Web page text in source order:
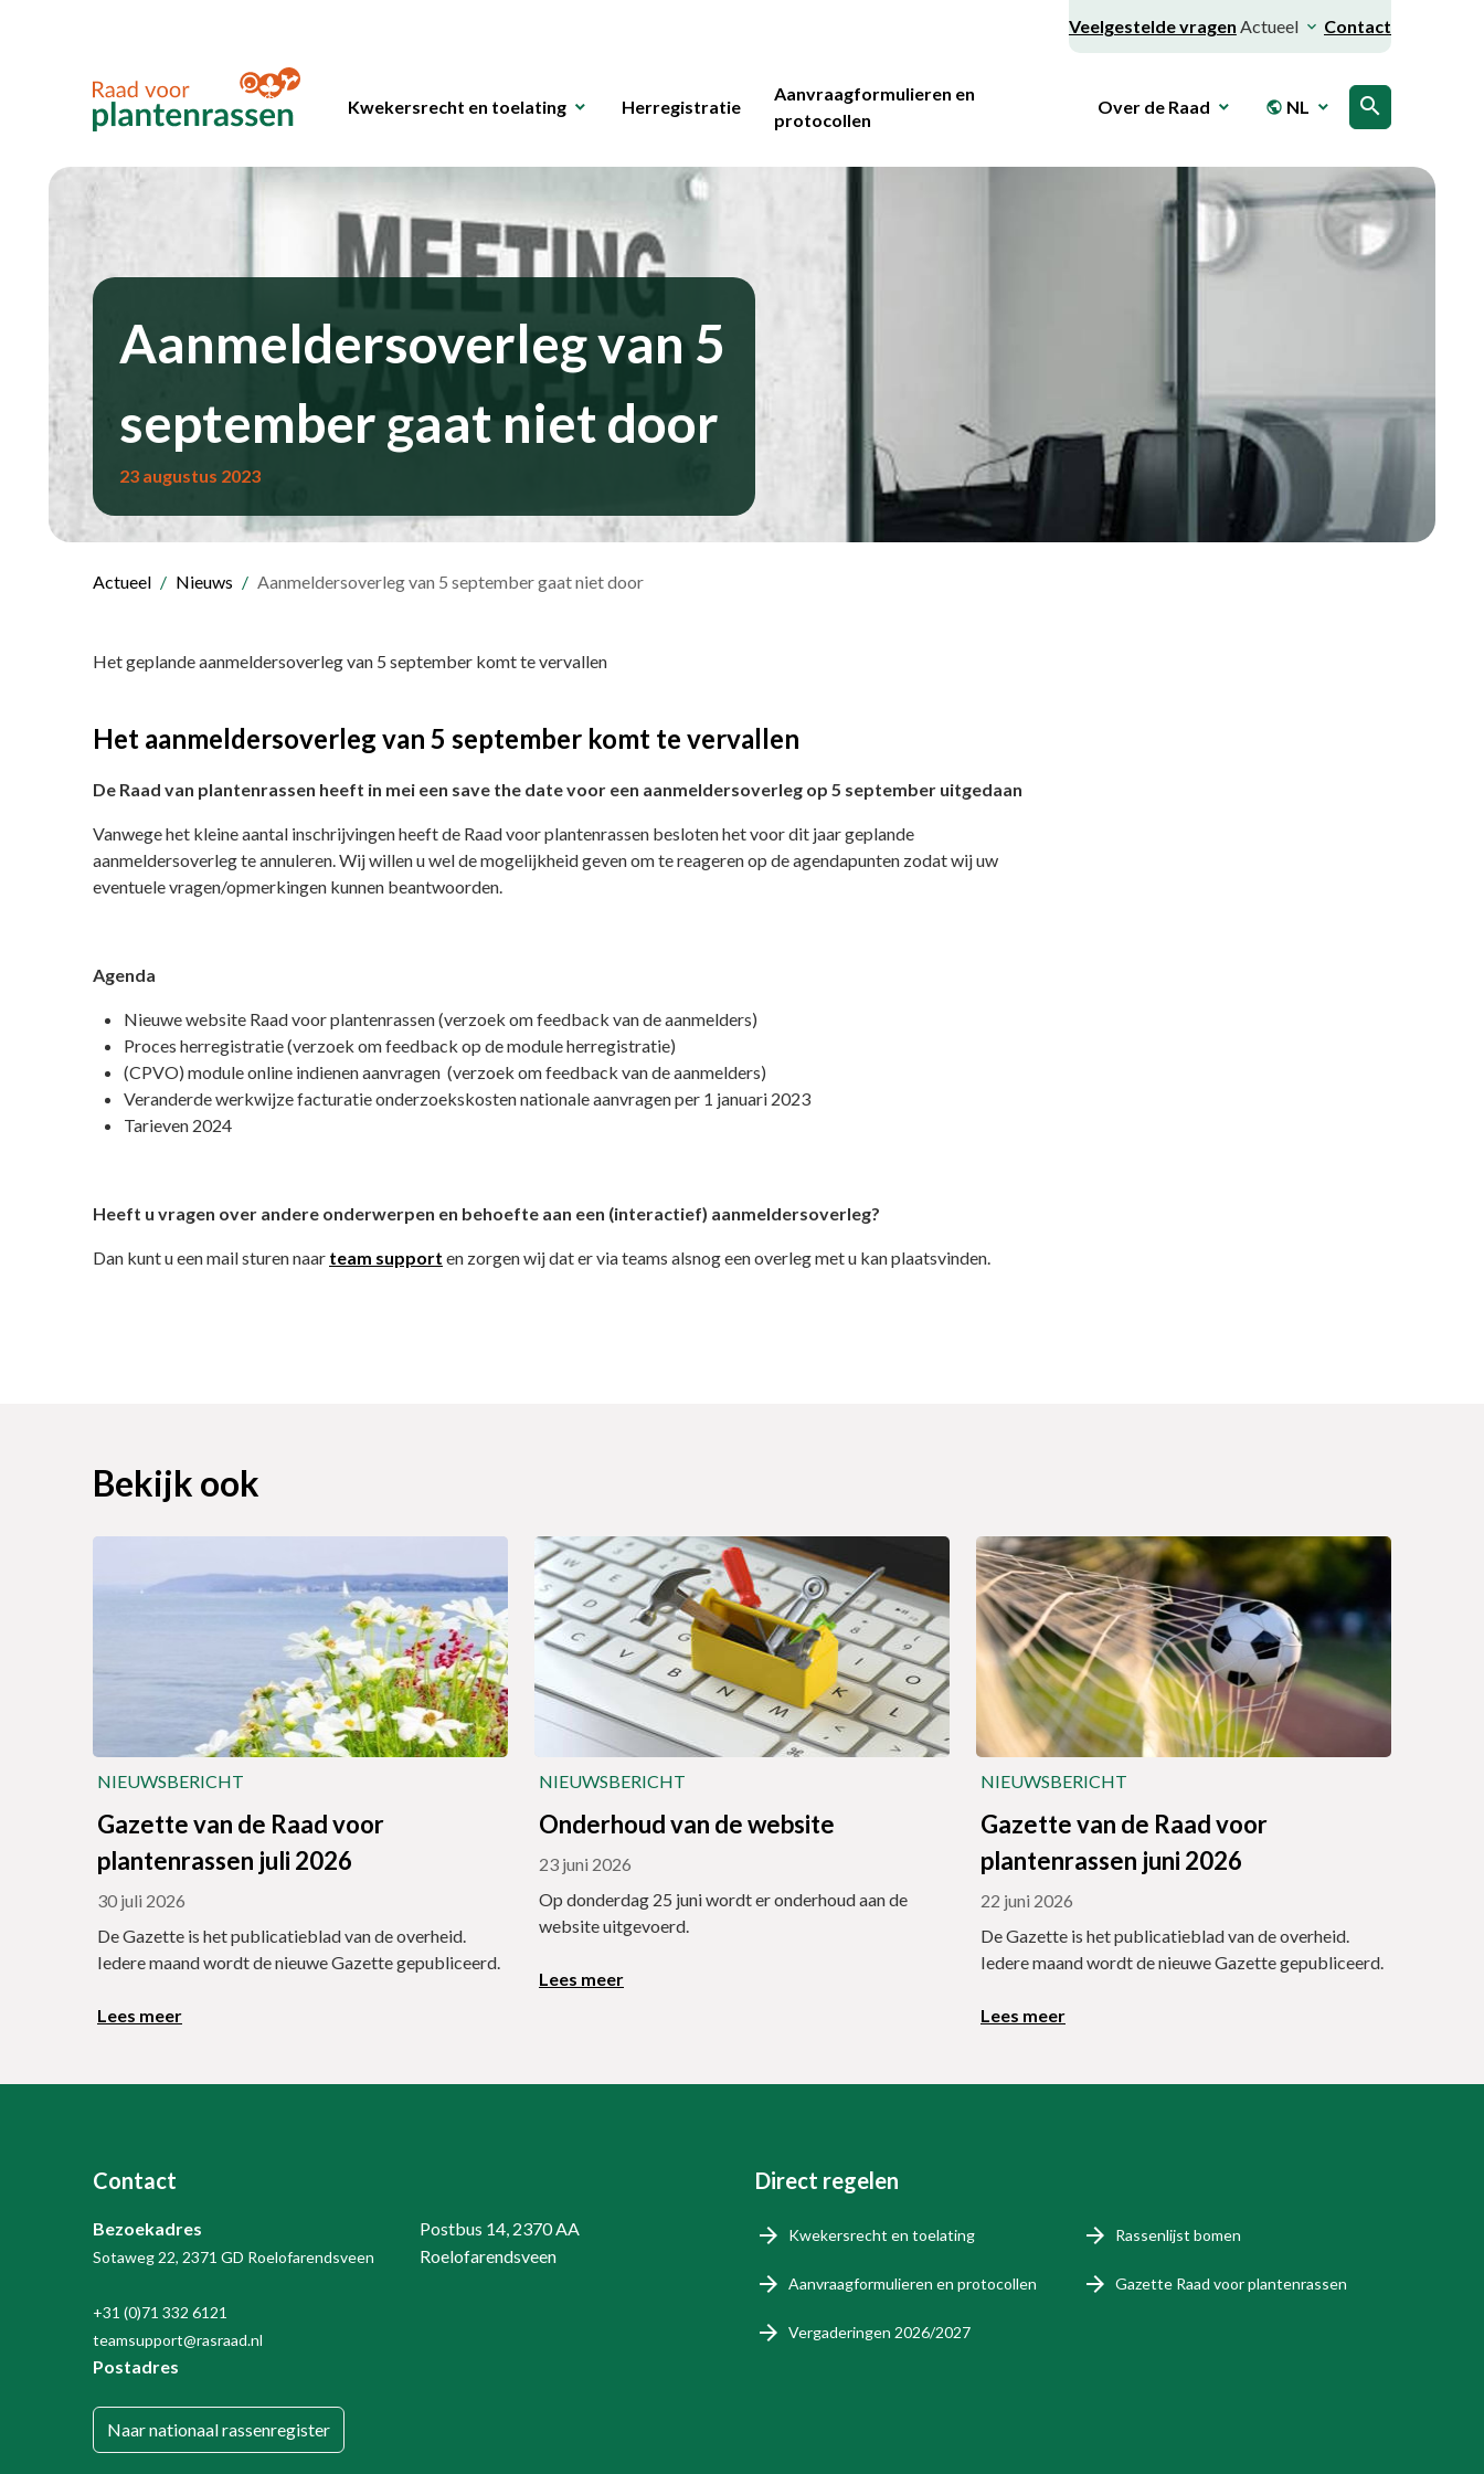
Veelgestelde vragen Actueel Contact
Kwekersrecht en toelating Herregistratie
Aanvraagformulieren en
protocollen
Over de Raad public NL search
Aanmeldersoverleg van 5
september gaat niet door
23 augustus 2023
Actueel Nieuws Aanmeldersoverleg van 5 september gaat niet door
Het geplande aanmeldersoverleg van 5 september komt te vervallen
Het aanmeldersoverleg van 5 september komt te vervallen
De Raad van plantenrassen heeft in mei een save the date voor een aanmeldersoverleg op 5 september uitgedaan
Vanwege het kleine aantal inschrijvingen heeft de Raad voor plantenrassen besloten het voor dit jaar geplande
aanmeldersoverleg te annuleren. Wij willen u wel de mogelijkheid geven om te reageren op de agendapunten zodat wij uw
eventuele vragen/opmerkingen kunnen beantwoorden.
Agenda
Nieuwe website Raad voor plantenrassen (verzoek om feedback van de aanmelders)
Proces herregistratie (verzoek om feedback op de module herregistratie)
(CPVO) module online indienen aanvragen (verzoek om feedback van de aanmelders)
Veranderde werkwijze facturatie onderzoekskosten nationale aanvragen per 1 januari 2023
Tarieven 2024
Heeft u vragen over andere onderwerpen en behoefte aan een (interactief) aanmeldersoverleg?
Dan kunt u een mail sturen naar team support en zorgen wij dat er via teams alsnog een overleg met u kan plaatsvinden.
Bekijk ook
NIEUWSBERICHT
Gazette van de Raad voor
plantenrassen juli 2026
30 juli 2026
De Gazette is het publicatieblad van de overheid.
Iedere maand wordt de nieuwe Gazette gepubliceerd.
Lees meer
NIEUWSBERICHT
Onderhoud van de website
23 juni 2026
Op donderdag 25 juni wordt er onderhoud aan de
website uitgevoerd.
Lees meer
NIEUWSBERICHT
Gazette van de Raad voor
plantenrassen juni 2026
22 juni 2026
De Gazette is het publicatieblad van de overheid.
Iedere maand wordt de nieuwe Gazette gepubliceerd.
Lees meer
Contact
Bezoekadres
Sotaweg 22, 2371 GD Roelofarendsveen
+31 (0)71 332 6121
teamsupport@rasraad.nl
Postadres
Postbus 14, 2370 AA
Roelofarendsveen
Naar nationaal rassenregister
Direct regelen
Kwekersrecht en toelating
Aanvraagformulieren en protocollen
Vergaderingen 2026/2027
Rassenlijst bomen
Gazette Raad voor plantenrassen